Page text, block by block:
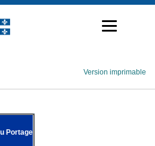
Version imprimable
Portage